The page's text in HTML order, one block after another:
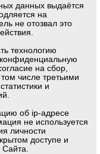
данных выдаётся
на
не отозвал это
технологию
на сбор,
числе третьими
и
об ip-адресе
не используется
личности
доступе и